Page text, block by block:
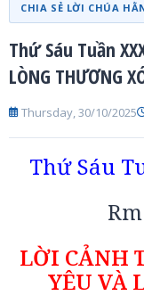
CHIA SẺ LỜI CHÚA
Thứ Sáu Tuần
LÒNG THƯƠNG
Thursday, 30/10/2025
Thứ Sáu
LỜI CẢNH
YÊU VÀ